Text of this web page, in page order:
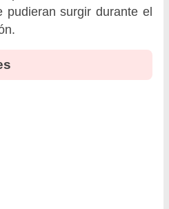
pudieran surgir durante el